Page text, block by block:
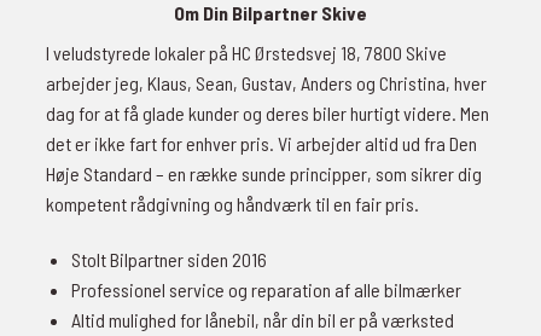
Om Din Bilpartner Skive
I veludstyrede lokaler på HC Ørstedsvej 18, 7800 Skive
arbejder jeg, Klaus, Sean, Gustav, Anders og Christina, hver
dag for at få glade kunder og deres biler hurtigt videre. Men
det er ikke fart for enhver pris. Vi arbejder altid ud fra Den
Høje Standard – en række sunde principper, som sikrer dig
kompetent rådgivning og håndværk til en fair pris.
Stolt Bilpartner siden 2016
Professionel service og reparation af alle bilmærker
Altid mulighed for lånebil, når din bil er på værksted